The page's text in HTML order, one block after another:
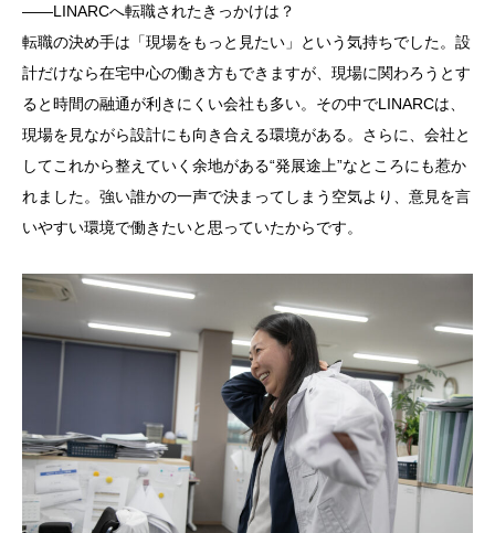
——LINARCへ転職されたきっかけは？
転職の決め手は「現場をもっと見たい」という気持ちでした。設
計だけなら在宅中心の働き方もできますが、現場に関わろうとす
ると時間の融通が利きにくい会社も多い。その中でLINARCは、
現場を見ながら設計にも向き合える環境がある。さらに、会社と
してこれから整えていく余地がある“発展途上”なところにも惹か
れました。強い誰かの一声で決まってしまう空気より、意見を言
いやすい環境で働きたいと思っていたからです。